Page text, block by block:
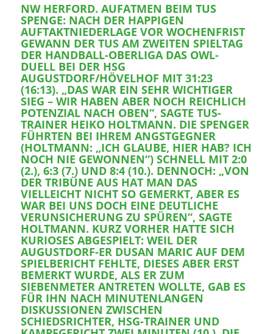
NW HERFORD. AUFATMEN BEIM TUS
SPENGE: NACH DER HAPPIGEN
AUFTAKTNIEDERLAGE VOR WOCHENFRIST
GEWANN DER TUS AM ZWEITEN SPIELTAG
DER HANDBALL-OBERLIGA DAS OWL-
DUELL BEI DER HSG
AUGUSTDORF/HÖVELHOF MIT 31:23
(16:13). „DAS WAR EIN SEHR WICHTIGER
SIEG – WIR HABEN ABER NOCH REICHLICH
POTENZIAL NACH OBEN“, SAGTE TUS-
TRAINER HEIKO HOLTMANN. DIE SPENGER
FÜHRTEN BEI IHREM ANGSTGEGNER
(HOLTMANN: „ICH GLAUBE, HIER HAB? ICH
NOCH NIE GEWONNEN“) SCHNELL MIT 2:0
(2.), 6:3 (7.) UND 8:4 (10.). DENNOCH: „VON
DER TRIBÜNE AUS HAT MAN DAS
VIELLEICHT NICHT SO GEMERKT, ABER ES
WAR BEI UNS DOCH EINE DEUTLICHE
VERUNSICHERUNG ZU SPÜREN“, SAGTE
HOLTMANN. KURZ VORHER HATTE SICH
KURIOSES ABGESPIELT: WEIL DER
AUGUSTDORF-ER DUSAN MARIC AUF DEM
SPIELBERICHT FEHLTE, DIESES ABER ERST
BEMERKT WURDE, ALS ER ZUM
SIEBENMETER ANTRETEN WOLLTE, GAB ES
FÜR IHN NACH MINUTENLANGEN
DISKUSSIONEN ZWISCHEN
SCHIEDSRICHTER, HSG-TRAINER UND